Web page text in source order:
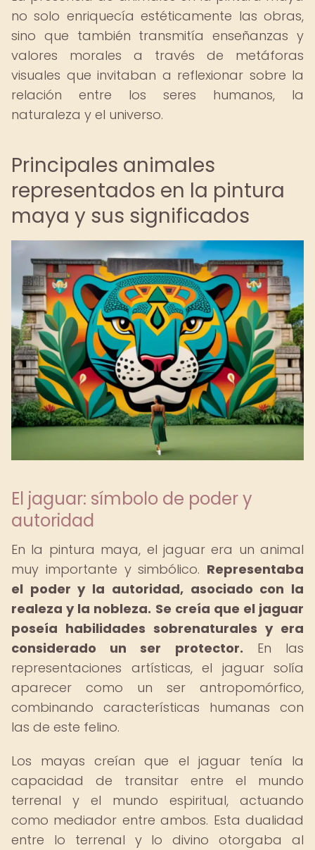
no solo enriquecía estéticamente las obras,
sino que también transmitía enseñanzas y
valores morales a través de metáforas
visuales que invitaban a reflexionar sobre la
relación entre los seres humanos, la
naturaleza y el universo.
Principales animales
representados en la pintura
maya y sus significados
El jaguar: símbolo de poder y
autoridad
En la pintura maya, el jaguar era un animal
muy importante y simbólico. Representaba
el poder y la autoridad, asociado con la
realeza y la nobleza. Se creía que el jaguar
poseía habilidades sobrenaturales y era
considerado un ser protector. En las
representaciones artísticas, el jaguar solía
aparecer como un ser antropomórfico,
combinando características humanas con
las de este felino.
Los mayas creían que el jaguar tenía la
capacidad de transitar entre el mundo
terrenal y el mundo espiritual, actuando
como mediador entre ambos. Esta dualidad
entre lo terrenal y lo divino otorgaba al